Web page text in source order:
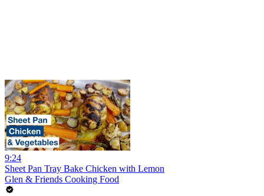
9:24
Sheet Pan Tray Bake Chicken with Lemon
Glen & Friends Cooking Food